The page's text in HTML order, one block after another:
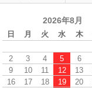
2026年8月
日 月 火 水 木
2
3 4 5 6
9
10 11 12 13
16
17 18 19 20